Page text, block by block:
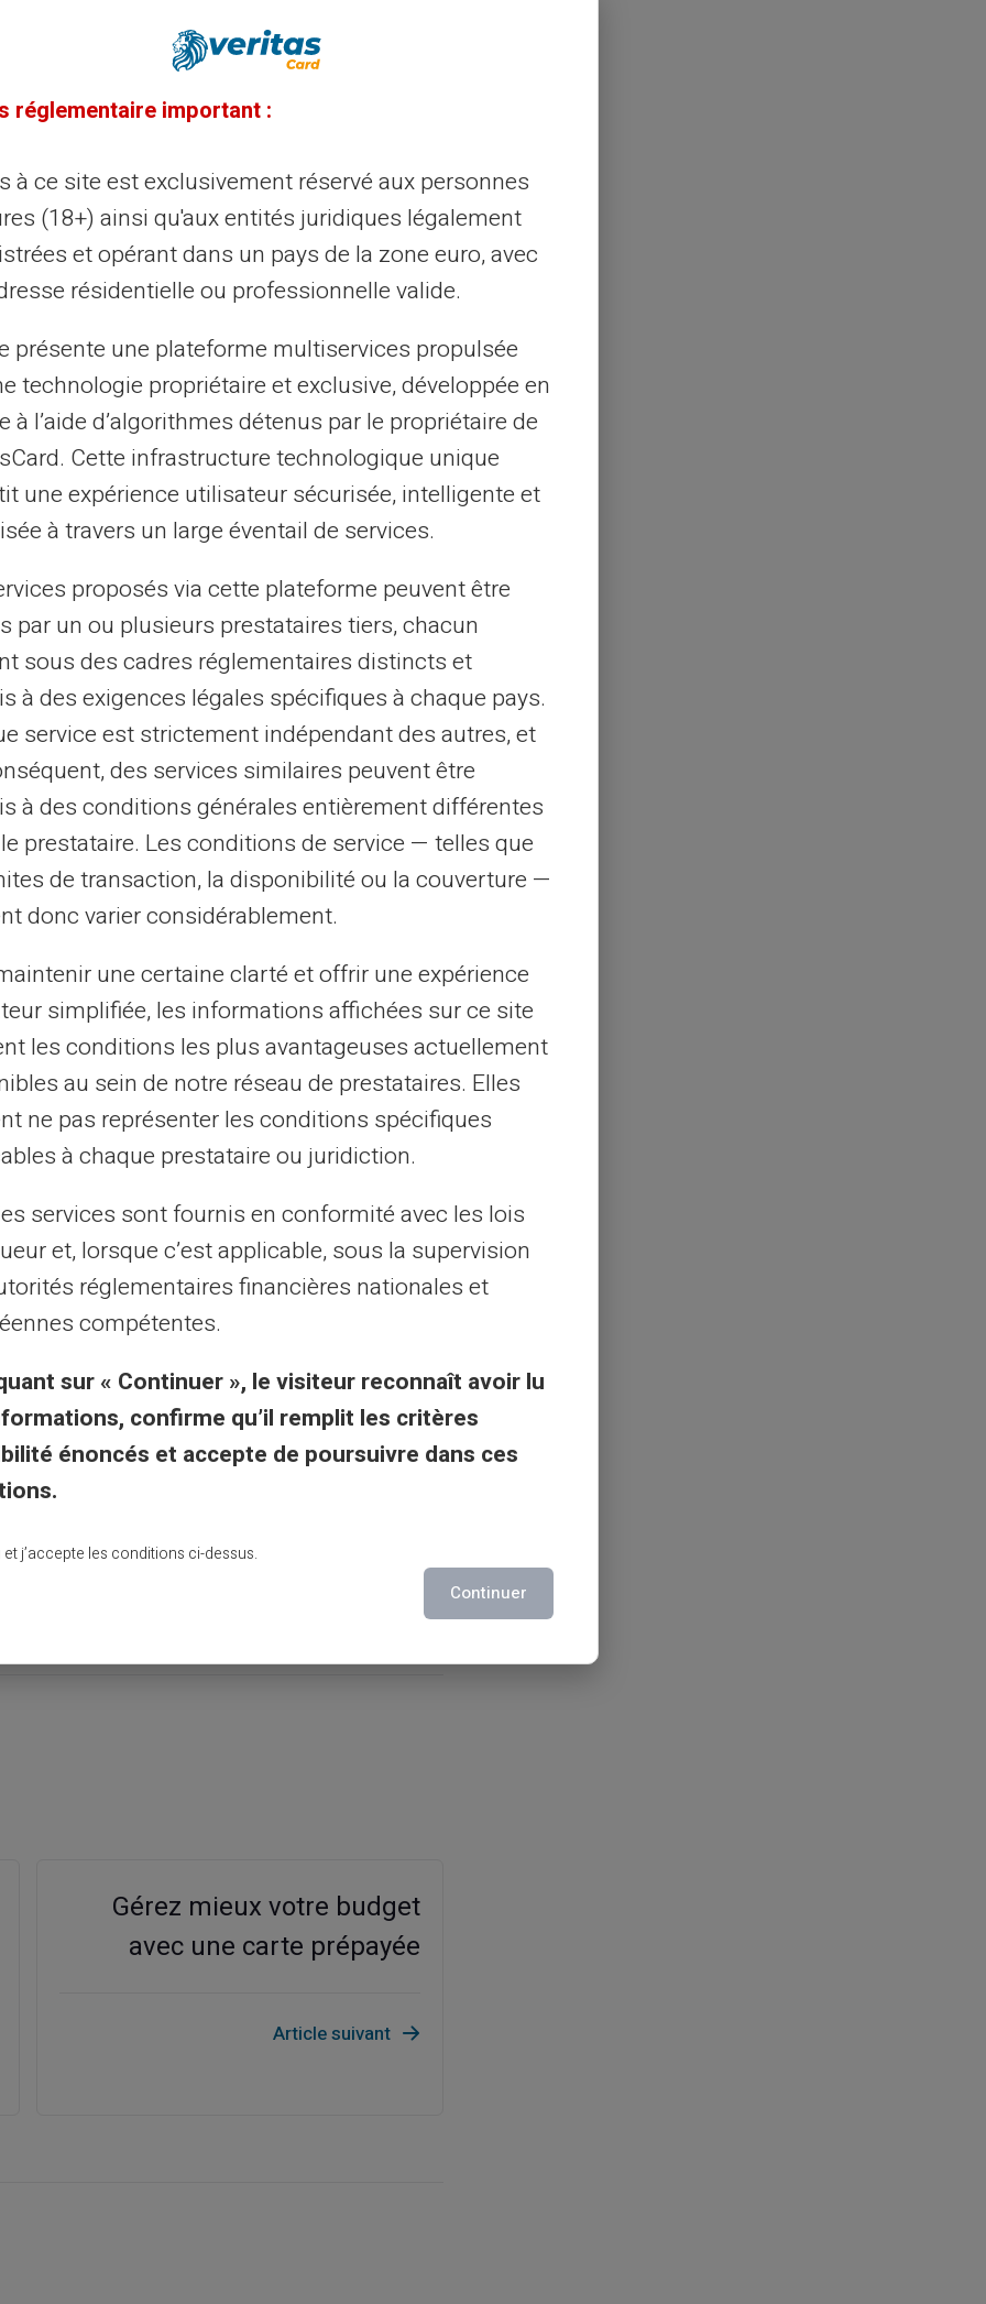
fonctionnalités adaptées aux
de compte bancaire traditionnel et
accessible à tous. Utile pour
également des retraits d'argent. Le
depuis une application mobile
aux solutions
pour mineurs imposent souvent des
propose une alternative
le budget familial.
fixes élevés mensuels inutiles.
être bloquée puis rééditée facilement,
négligeable aux parents.
âges
carte Veritaspour entraîner les jeunes au
de suivre les dépenses à
avec leur enfant des décisions
utiles
lacarte Veritaspermet des virements
utile lors des voyages
le système fiable de Mastercard, vous
autour du globe et une sécurité
lacarte Veritasrépond donc à
de l'avenir financier de son
pourrait s'intégrer
de votre enfant mineur.
l'argent est promise à un bel avenir.
finance personnelle grâce à des outils
la voie aux adultes responsables et
Gérez mieux votre budget
avec une carte prépayée
Article suivant
réglementaire important :
à ce site est exclusivement réservé aux personnes
(18+) ainsi qu'aux entités juridiques légalement
et opérant dans un pays de la zone euro, avec
résidentielle ou professionnelle valide.
présente une plateforme multiservices propulsée
technologie propriétaire et exclusive, développée en
à l’aide d’algorithmes détenus par le propriétaire de
Cette infrastructure technologique unique
une expérience utilisateur sécurisée, intelligente et
à travers un large éventail de services.
proposés via cette plateforme peuvent être
par un ou plusieurs prestataires tiers, chacun
sous des cadres réglementaires distincts et
à des exigences légales spécifiques à chaque pays.
service est strictement indépendant des autres, et
des services similaires peuvent être
à des conditions générales entièrement différentes
prestataire. Les conditions de service — telles que
de transaction, la disponibilité ou la couverture —
donc varier considérablement.
une certaine clarté et offrir une expérience
simplifiée, les informations affichées sur ce site
les conditions les plus avantageuses actuellement
au sein de notre réseau de prestataires. Elles
ne pas représenter les conditions spécifiques
à chaque prestataire ou juridiction.
services sont fournis en conformité avec les lois
et, lorsque c’est applicable, sous la supervision
réglementaires financières nationales et
compétentes.
sur « Continuer », le visiteur reconnaît avoir lu
confirme qu’il remplit les critères
énoncés et accepte de poursuivre dans ces
et j’accepte les conditions ci-dessus.
Continuer